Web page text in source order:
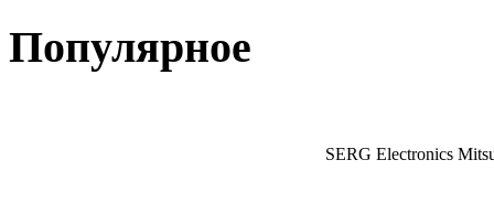
Популярное
SERG Electronics